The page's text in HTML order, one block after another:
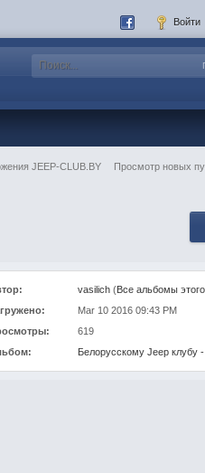
Войти
JEEP-CLUB.BY Просмотр новых
vasilich(Все альбомы
Mar 10 2016 09:43 PM
619
Белорусскому Jeep клубу -